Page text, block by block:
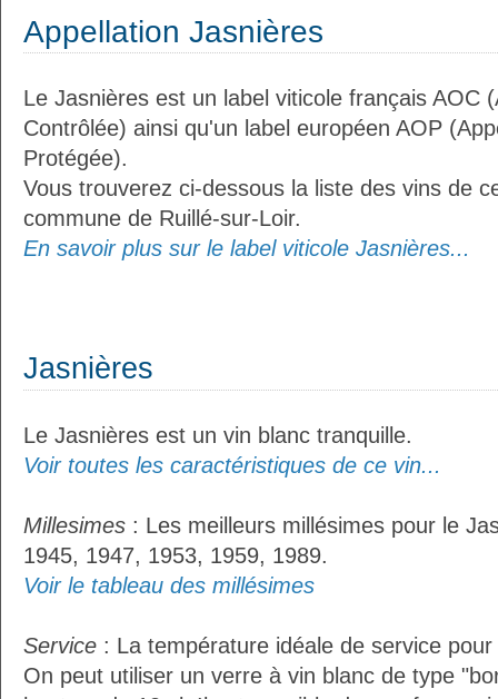
Appellation Jasnières
Le Jasnières est un label viticole français AOC
Contrôlée) ainsi qu'un label européen AOP
Protégée).
Vous trouverez ci-dessous la liste des vins de
commune de Ruillé-sur-Loir.
En savoir plus sur le label viticole Jasnières...
Jasnières
Le Jasnières est un vin blanc tranquille.
Voir toutes les caractéristiques de ce vin...
Millesimes : Les meilleurs millésimes pour le
1945, 1947, 1953, 1959, 1989.
Voir le tableau des millésimes
Service : La température idéale de service
On peut utiliser un verre à vin blanc de type